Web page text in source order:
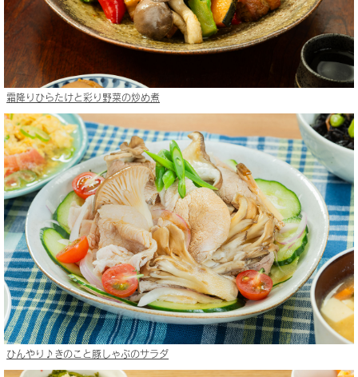
霜降りひらたけと彩り野菜の炒め煮
ひんやり♪きのこと豚しゃぶのサラダ